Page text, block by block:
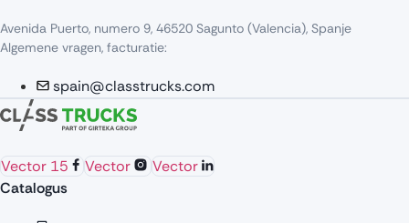
Avenida Puerto, numero 9, 46520 Sagunto (Valencia), Spanje
Algemene vragen, facturatie:
spain@classtrucks.com
Vector 15 Vector
Vector
Catalogus